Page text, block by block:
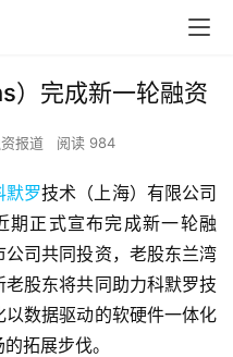
）完成新一轮融资
报道 阅读 984
默罗技术（上海）有限公司
期正式宣布完成新一轮融
司共同投资，老股东兰湾
股东将共同助力科默罗技
数据驱动的软硬件一体化
拓展步伐。